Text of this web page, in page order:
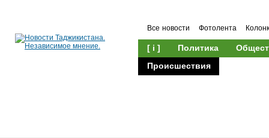
Все новости Фотолента
[ i ] Политика
Происшествия